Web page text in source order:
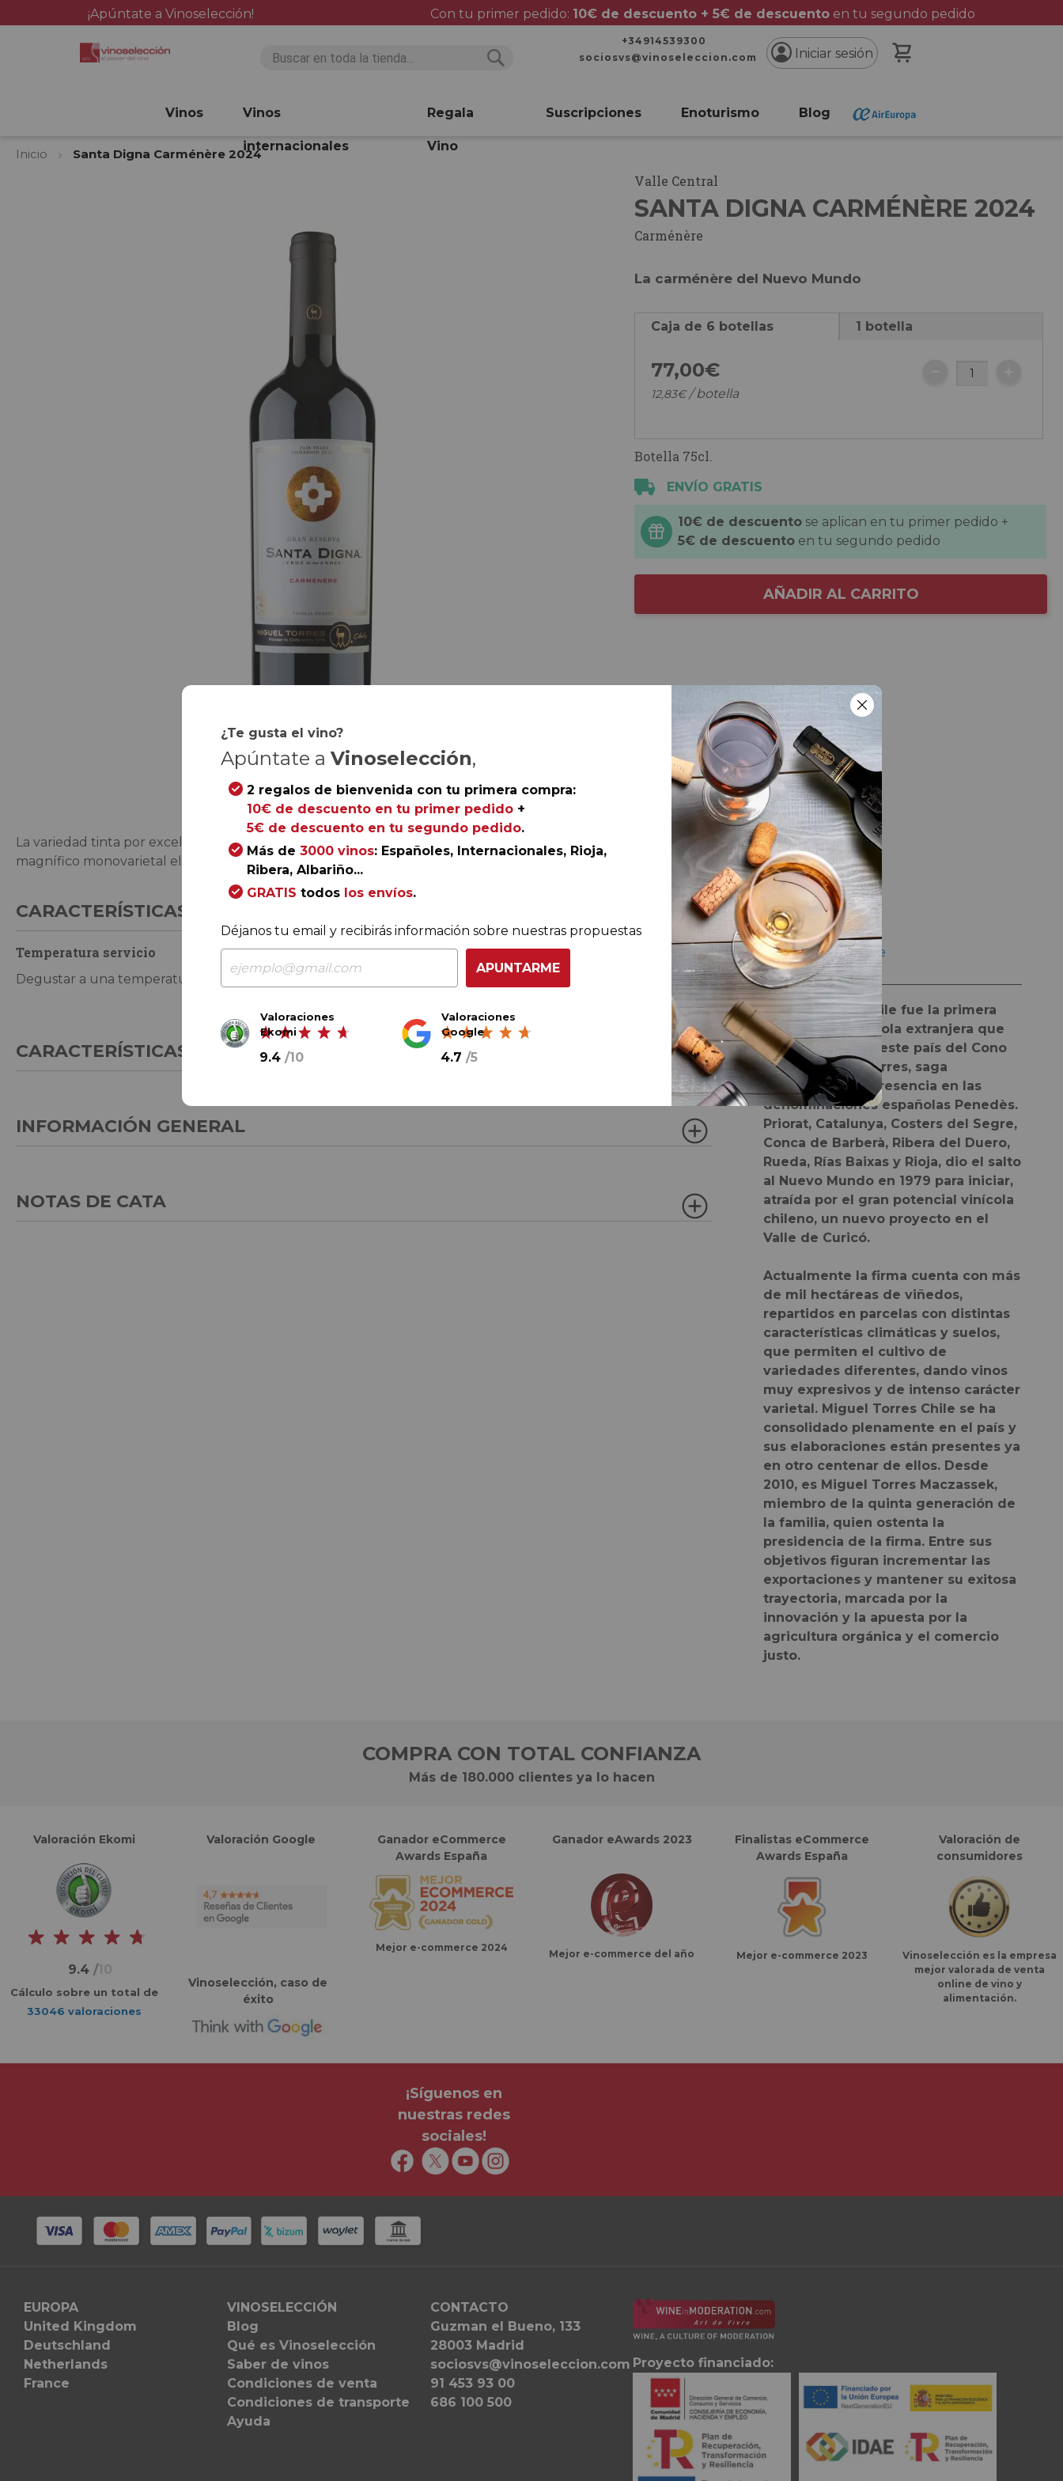
¡Apúntate a Vinoselección! Con tu primer pedido: 10€ de descuento + 5€ de descuentoen tu segundo pedido
+34914539300
sociosvs@vinoseleccion.com
Iniciar sesión
Vinos Vinos
internacionales
Regala
Vino
Suscripciones Enoturismo Blog
Inicio
Santa Digna Carménère 2024
la
galería
Valle Central
SANTA DIGNA CARMÉNÈRE 2024
Carménère
La carménère del Nuevo Mundo
Caja de 6 botellas
77,00€
12,83€/ botella
1 botella
Botella 75cl.
ENVÍO GRATIS
10€ de descuento se aplican en tu primer pedido +
5€ de descuento en tu segundo pedido
AÑADIR AL CARRITO
La variedad tinta por excelencia de Chile exhibe todo su esplendor enSanta Digna Carménère 2024
, un
magnífico monovarietal elaborado por la bodega en tierras andinas de la reputada familia Torres.
CARACTERÍSTICAS DE CONSUMO
Temperatura servicio
Degustar a una temperatura de 17 ºC
Tiempo de consumo
Para consumir desde su lanzamiento
CARACTERÍSTICAS GENERALES
INFORMACIÓN GENERAL
NOTAS DE CATA
LA BODEGA
Bodega
Miguel Torres Chile
Miguel Torres Chile fue la primera
empresa vitivinícola extranjera que
se estableció en este país del Cono
Sur. La familia Torres, saga
centenaria con presencia en las
denominaciones españolas Penedès.
Priorat, Catalunya, Costers del Segre,
Conca de Barberà, Ribera del Duero,
Rueda, Rías Baixas y Rioja, dio el salto
al Nuevo Mundo en 1979 para iniciar,
atraída por el gran potencial vinícola
chileno, un nuevo proyecto en el
Valle de Curicó.
Actualmente la firma cuenta con más
de mil hectáreas de viñedos,
repartidos en parcelas con distintas
características climáticas y suelos,
que permiten el cultivo de
variedades diferentes, dando vinos
muy expresivos y de intenso carácter
varietal. Miguel Torres Chile se ha
consolidado plenamente en el país y
sus elaboraciones están presentes ya
en otro centenar de ellos. Desde
2010, es Miguel Torres Maczassek,
miembro de la quinta generación de
la familia, quien ostenta la
presidencia de la firma. Entre sus
objetivos figuran incrementar las
exportaciones y mantener su exitosa
trayectoria, marcada por la
innovación y la apuesta por la
agricultura orgánica y el comercio
justo.
COMPRA CON TOTAL CONFIANZA
Más de 180.000 clientes ya lo hacen
Valoración Ekomi
9.4 /10
Cálculo sobre un total de
33046 valoraciones
Valoración Google
Vinoselección, caso de
éxito
Ganador eCommerce
Awards España
Mejor e-commerce 2024
Ganador eAwards 2023
Mejor e-commerce del año
Finalistas eCommerce
Awards España
Mejor e-commerce 2023
Valoración de
consumidores
Vinoselección es la empresa
mejor valorada de venta
online de vino y
alimentación.
¡Síguenos en
nuestras redes
sociales!
EUROPA
United Kingdom
Deutschland
Netherlands
France
VINOSELECCIÓN
Blog
Qué es Vinoselección
Saber de vinos
Condiciones de venta
Condiciones de transporte
Ayuda
CONTACTO
Guzman el Bueno, 133
28003 Madrid
sociosvs@vinoseleccion.com
91 453 93 00
686 100 500
Proyecto financiado:
¿Te gusta el vino?
Apúntate a Vinoselección,
2 regalos de bienvenida con tu primera compra:
10€ de descuento en tu primer pedido+
5€ de descuento en tu segundo pedido.
Más de 3000 vinos: Españoles, Internacionales, Rioja,
Ribera, Albariño...
GRATIS todos los envíos.
Déjanos tu email y recibirás información sobre nuestras propuestas
APUNTARME
Valoraciones
Ekomi
9.4 /10
Valoraciones
Google
4.7 /5